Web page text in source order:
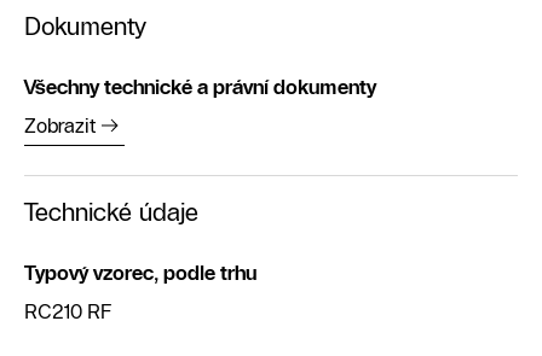
Dokumenty
Všechny technické a právní dokumenty
Zobrazit
Technické údaje
Typový vzorec, podle trhu
RC210 RF